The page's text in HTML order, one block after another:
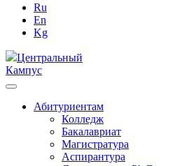
Ru
En
Kg
Центральный
Кампус
Абитуриентам
Колледж
Бакалавриат
Магистратура
Аспирантура